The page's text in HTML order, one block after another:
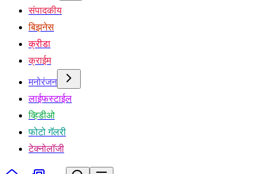
संपादकीय
बिझनेस
क्रीडा
क्राईम
मनोरंजन
लाईफस्टाईल
व्हिडीओ
फोटो गॅलरी
टेक्नोलॉजी